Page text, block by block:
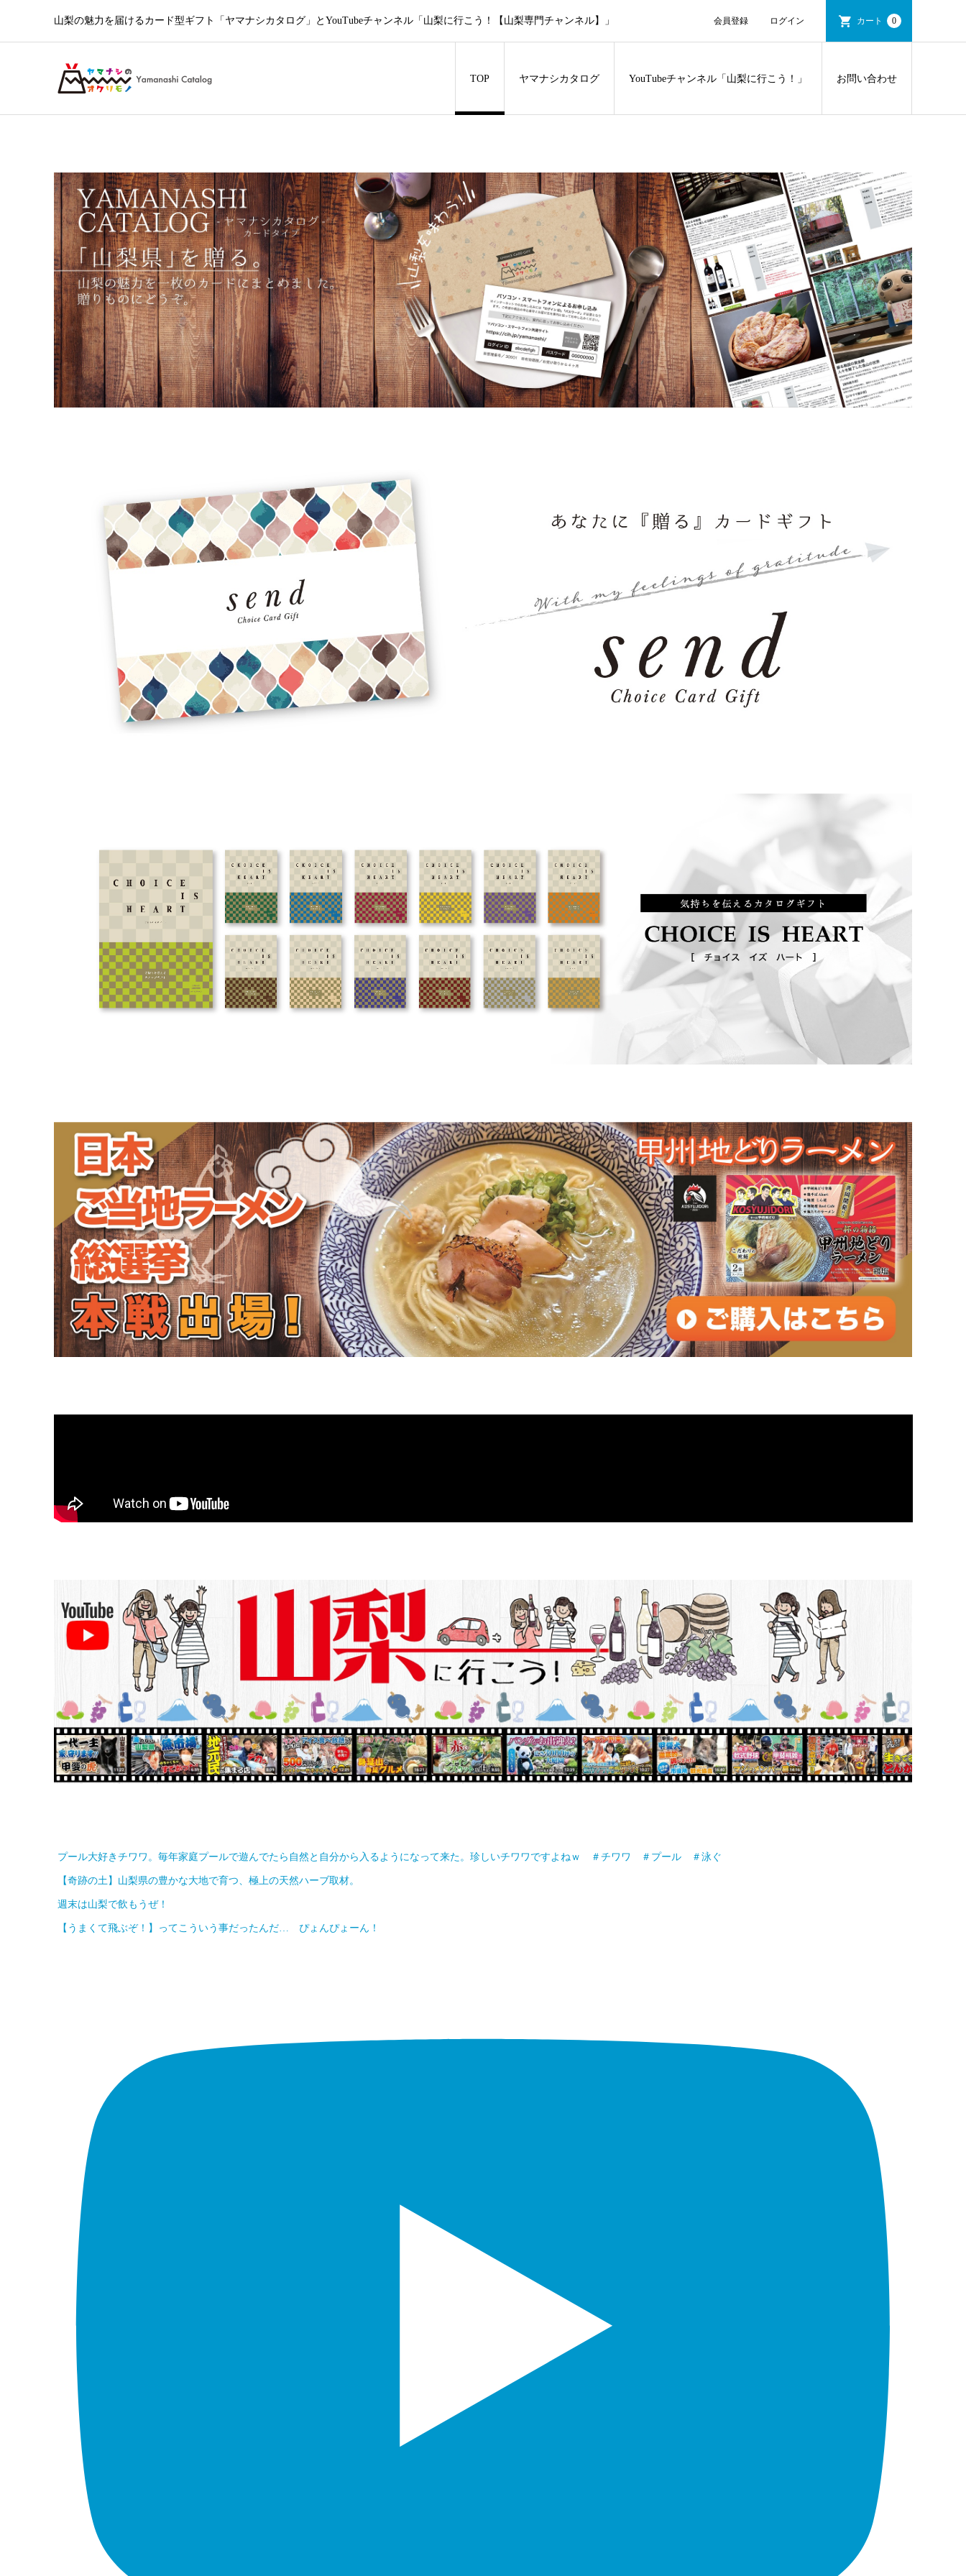
山梨の魅力を届けるカード型ギフト「ヤマナシカタログ」とYouTubeチャンネル「山梨に行こう！【山梨専門チャンネル】」 会員登録 ログイン カート 0
TOP ヤマナシカタログ YouTubeチャンネル「山梨に行こう！」 お問い合わせ
プール大好きチワワ。毎年家庭プールで遊んでたら自然と自分から入るようになって来た。珍しいチワワですよねｗ ＃チワワ ＃プール ＃泳ぐ
【奇跡の土】山梨県の豊かな大地で育つ、極上の天然ハーブ取材。
週末は山梨で飲もうぜ！
【うまくて飛ぶぞ！】ってこういう事だったんだ… ぴょんぴょーん！